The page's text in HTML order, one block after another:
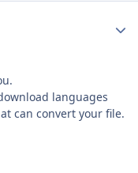
languages
can convert your file.